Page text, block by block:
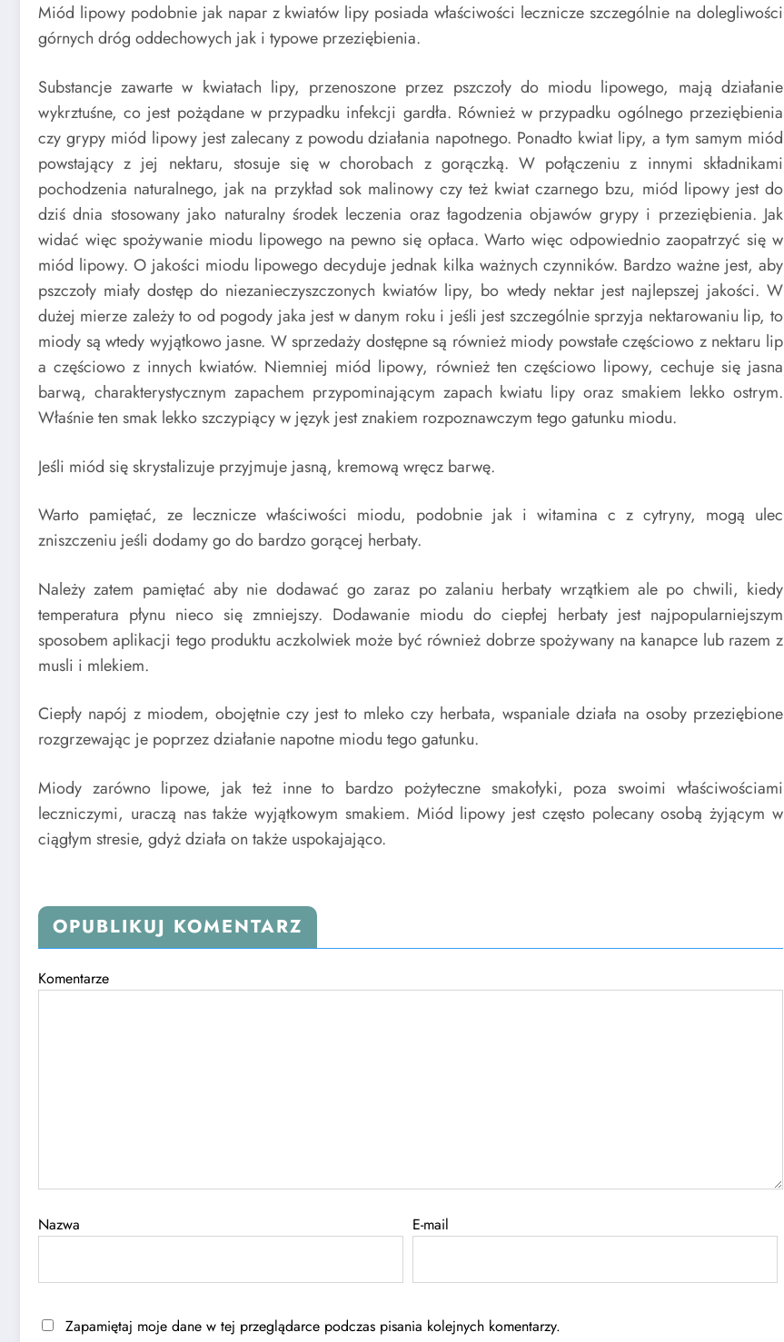
Miód lipowy podobnie jak napar z kwiatów lipy posiada właściwości lecznicze szczególnie na dolegliwości
górnych dróg oddechowych jak i typowe przeziębienia.
Substancje zawarte w kwiatach lipy, przenoszone przez pszczoły do miodu lipowego, mają działanie
wykrztuśne, co jest pożądane w przypadku infekcji gardła. Również w przypadku ogólnego przeziębienia
czy grypy miód lipowy jest zalecany z powodu działania napotnego. Ponadto kwiat lipy, a tym samym miód
powstający z jej nektaru, stosuje się w chorobach z gorączką. W połączeniu z innymi składnikami
pochodzenia naturalnego, jak na przykład sok malinowy czy też kwiat czarnego bzu, miód lipowy jest do
dziś dnia stosowany jako naturalny środek leczenia oraz łagodzenia objawów grypy i przeziębienia. Jak
widać więc spożywanie miodu lipowego na pewno się opłaca. Warto więc odpowiednio zaopatrzyć się w
miód lipowy. O jakości miodu lipowego decyduje jednak kilka ważnych czynników. Bardzo ważne jest, aby
pszczoły miały dostęp do niezanieczyszczonych kwiatów lipy, bo wtedy nektar jest najlepszej jakości. W
dużej mierze zależy to od pogody jaka jest w danym roku i jeśli jest szczególnie sprzyja nektarowaniu lip, to
miody są wtedy wyjątkowo jasne. W sprzedaży dostępne są również miody powstałe częściowo z nektaru lip
a częściowo z innych kwiatów. Niemniej miód lipowy, również ten częściowo lipowy, cechuje się jasna
barwą, charakterystycznym zapachem przypominającym zapach kwiatu lipy oraz smakiem lekko ostrym.
Właśnie ten smak lekko szczypiący w język jest znakiem rozpoznawczym tego gatunku miodu.
Jeśli miód się skrystalizuje przyjmuje jasną, kremową wręcz barwę.
Warto pamiętać, ze lecznicze właściwości miodu, podobnie jak i witamina c z cytryny, mogą ulec
zniszczeniu jeśli dodamy go do bardzo gorącej herbaty.
Należy zatem pamiętać aby nie dodawać go zaraz po zalaniu herbaty wrzątkiem ale po chwili, kiedy
temperatura płynu nieco się zmniejszy. Dodawanie miodu do ciepłej herbaty jest najpopularniejszym
sposobem aplikacji tego produktu aczkolwiek może być również dobrze spożywany na kanapce lub razem z
musli i mlekiem.
Ciepły napój z miodem, obojętnie czy jest to mleko czy herbata, wspaniale działa na osoby przeziębione
rozgrzewając je poprzez działanie napotne miodu tego gatunku.
Miody zarówno lipowe, jak też inne to bardzo pożyteczne smakołyki, poza swoimi właściwościami
leczniczymi, uraczą nas także wyjątkowym smakiem. Miód lipowy jest często polecany osobą żyjącym w
ciągłym stresie, gdyż działa on także uspokajająco.
OPUBLIKUJ KOMENTARZ
Komentarze
Nazwa E-mail
Zapamiętaj moje dane w tej przeglądarce podczas pisania kolejnych komentarzy.